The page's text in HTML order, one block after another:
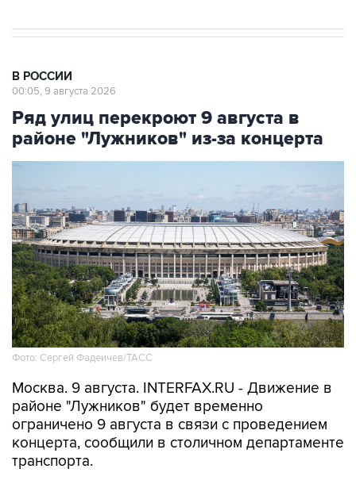
В РОССИИ
00:05, 9 августа 2026
Ряд улиц перекроют 9 августа в
районе "Лужников" из-за концерта
Фото: Сергей Фадеичев/ТАСС
Москва. 9 августа. INTERFAX.RU - Движение в
районе "Лужников" будет временно
ограничено 9 августа в связи с проведением
концерта, сообщили в столичном департаменте
транспорта.